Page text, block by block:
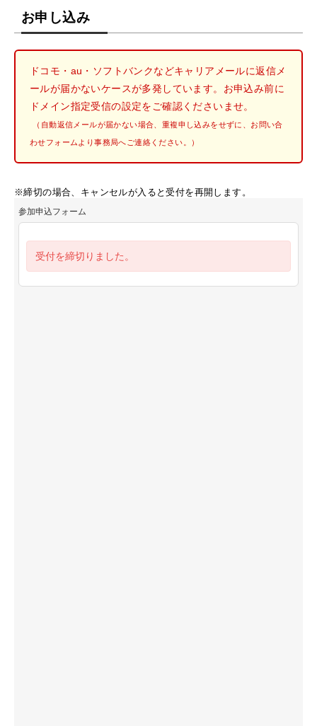
お申し込み
ドコモ・au・ソフトバンクなどキャリアメールに返信メ
ールが届かないケースが多発しています。お申込み前に
ドメイン指定受信の設定をご確認くださいませ。
（自動返信メールが届かない場合、重複申し込みをせずに、お問い合
わせフォームより事務局へご連絡ください。）
※締切の場合、キャンセルが入ると受付を再開します。